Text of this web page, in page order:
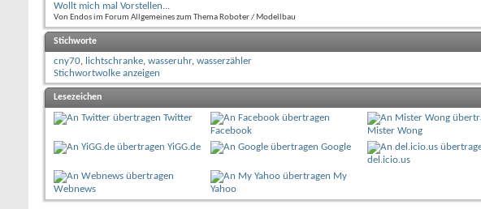
Enable Interrupts
'Variablen:
Dim ___lcdno As Bit
Dim Zaehler_out As Word
Dim Zaehler_in As Word
Dim Lichtschranke As Bit
Dim Zaehler_wasser As Long
Dim Analog0 As Word
Dim Merker0 As Bit
Wollt mich mal Vorstellen...
Von Endos im Forum Allgemeines zum Thema Roboter / Modellbau
Stichworte
cny70, lichtschranke, wasseruhr, wasserzähler
Stichwortwolke anzeigen
Lesezeichen
Twitter
Facebook
Mister Wong
YiGG.de
Google
del.icio.us
Webnews
My
Yahoo